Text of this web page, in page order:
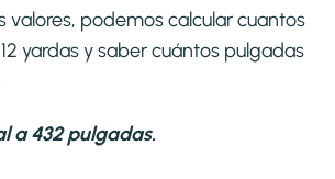
valores, podemos calcular cuantos
yardas y saber cuántos pulgadas
a 432 pulgadas.